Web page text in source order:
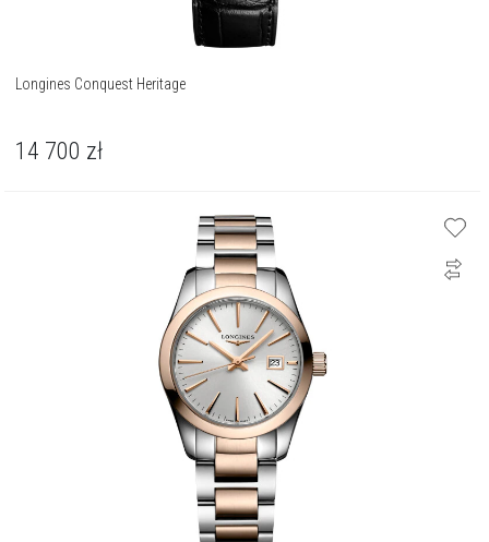
Longines Conquest Heritage
14 700 zł